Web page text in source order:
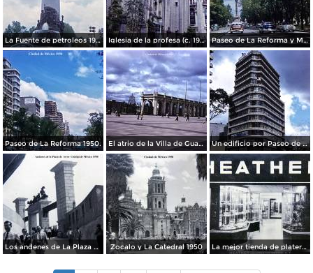
La Fuente de petroleos 1950. Iglesia de la profesa (c. 1950) Paseo de La Reforma y Mto a La Independencia 1950
Paseo de La Reforma 1950. El atrio de la Villa de Guadalupe 1950. Un edificio por Paseo de La Reforma 1950
Los andenes de La Plaza de toros Ciudad de México 1950 Zocalo y La Catedral 1950 La mejor tienda de plateria.